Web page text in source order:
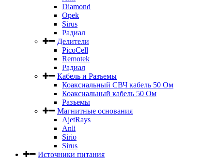
Diamond
Opek
Sirus
Радиал
Делители
PicoCell
Remotek
Радиал
Кабель и Разъемы
Коаксиальный СВЧ кабель 50 Ом
Коаксиальный кабель 50 Ом
Разъемы
Магнитные основания
AjetRays
Anli
Sirio
Sirus
Источники питания